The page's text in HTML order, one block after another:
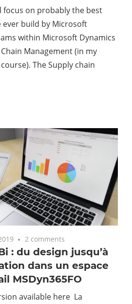
focus on probably the best
ever build by Microsoft
within Microsoft Dynamics
Management (in my
The Supply chain
2 comments
: du design jusqu’à
dans un espace
MSDyn365FO
available here La